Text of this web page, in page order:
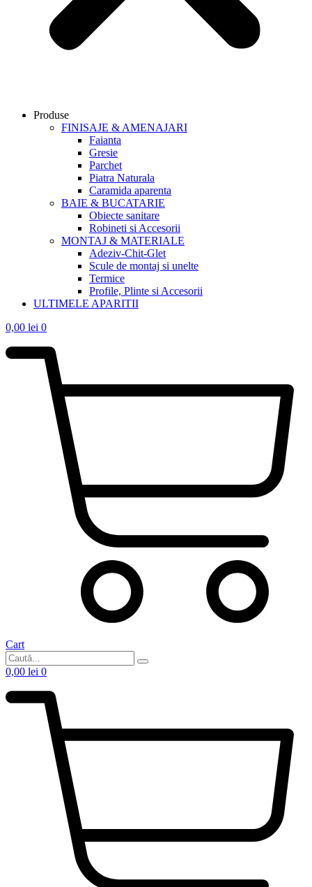
Produse
FINISAJE & AMENAJARI
Faianta
Gresie
Parchet
Piatra Naturala
Caramida aparenta
BAIE & BUCATARIE
Obiecte sanitare
Robineti si Accesorii
MONTAJ & MATERIALE
Adeziv-Chit-Glet
Scule de montaj si unelte
Termice
Profile, Plinte si Accesorii
ULTIMELE APARITII
0,00 lei 0
Cart
0,00 lei 0